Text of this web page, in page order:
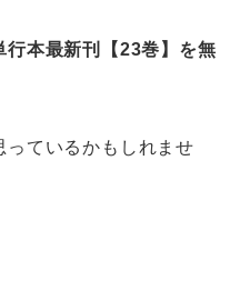
行本最新刊【23巻】を無
っているかもしれませ